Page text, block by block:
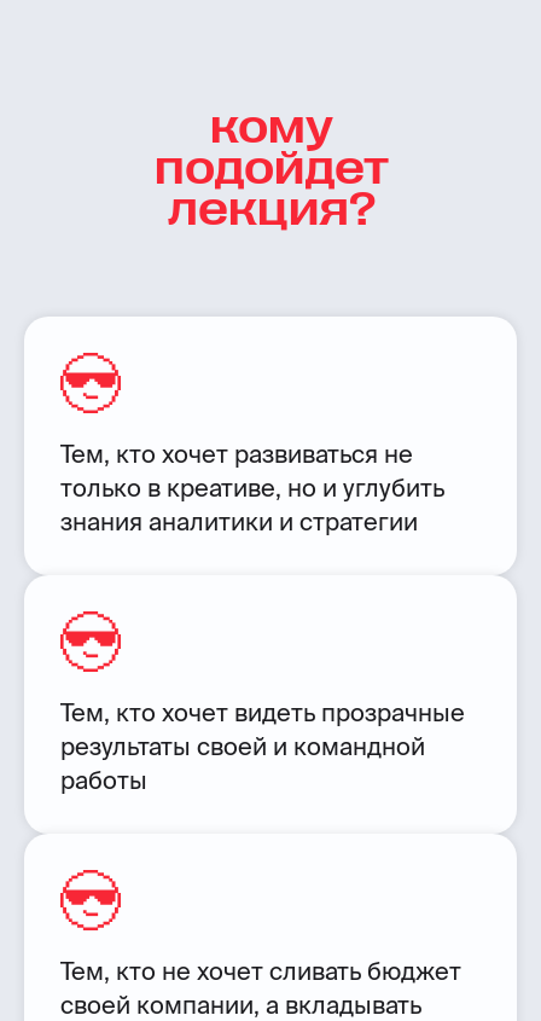
кому
подойдет
лекция?
Тем, кто хочет развиваться не
только в креативе, но и углубить
знания аналитики и стратегии
Тем, кто хочет видеть прозрачные
результаты своей и командной
работы
Тем, кто не хочет сливать бюджет
своей компании, а вкладывать